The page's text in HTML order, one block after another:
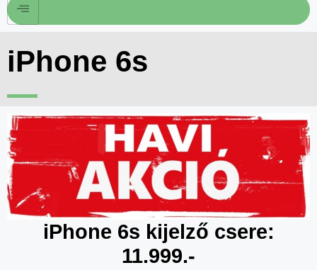
iPhone 6s
iPhone 6s kijelző csere:
11.999.-